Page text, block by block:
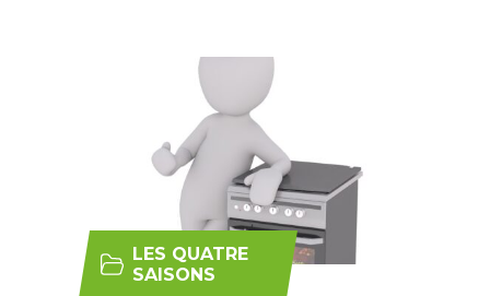
LES QUATRE
SAISONS